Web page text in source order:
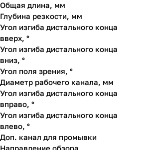
Общая длина, мм
Глубина резкости, мм
Угол изгиба дистального конца
вверх, °
Угол изгиба дистального конца
вниз, °
Угол поля зрения, °
Диаметр рабочего канала, мм
Угол изгиба дистального конца
вправо, °
Угол изгиба дистального конца
влево, °
Доп. канал для промывки
Направление обзора